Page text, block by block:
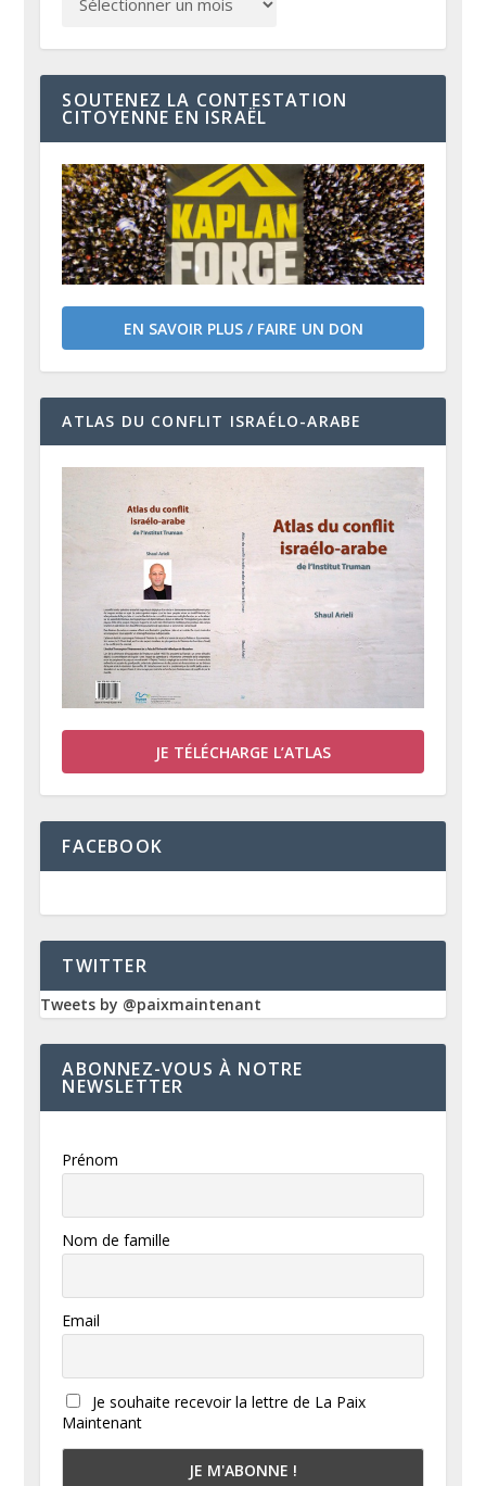
SOUTENEZ LA CONTESTATION
CITOYENNE EN ISRAËL
EN SAVOIR PLUS / FAIRE UN DON
ATLAS DU CONFLIT ISRAÉLO-ARABE
JE TÉLÉCHARGE L’ATLAS
FACEBOOK
TWITTER
Tweets by @paixmaintenant
ABONNEZ-VOUS À NOTRE
NEWSLETTER
Prénom
Nom de famille
Email
Je souhaite recevoir la lettre de La Paix
Maintenant